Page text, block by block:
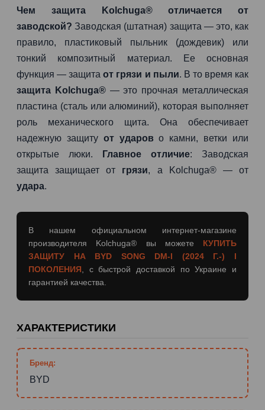
Чем защита Kolchuga® отличается от
заводской? Заводская (штатная) защита — это, как
правило, пластиковый пыльник (дождевик) или
тонкий композитный материал. Ее основная
функция — защитаот грязи и пыли. В то время как
защита Kolchuga®— это прочная металлическая
пластина (сталь или алюминий), которая выполняет
роль механического щита. Она обеспечивает
надежную защиту от ударов о камни, ветки или
открытые люки.
Главное отличие: Заводская
защита защищает от грязи, а Kolchuga® — от
удара.
В нашем официальном интернет-магазине
производителя Kolchuga® вы можете КУПИТЬ
ЗАЩИТУ НА BYD SONG DM-I (2024 Г.-) I
ПОКОЛЕНИЯ , с быстрой доставкой по Украине и
гарантией качества.
ХАРАКТЕРИСТИКИ
Бренд:
BYD